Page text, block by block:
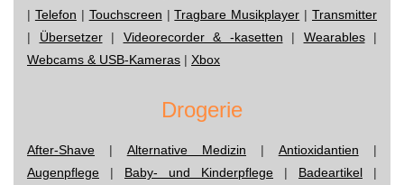
| Telefon | Touchscreen |Tragbare Musikplayer | Transmitter
| Übersetzer| Videorecorder & -kasetten | Wearables|
Webcams & USB-Kameras | Xbox
Drogerie
After-Shave | Alternative Medizin | Antioxidantien |
Augenpflege | Baby- und Kinderpflege | Badeartikel |